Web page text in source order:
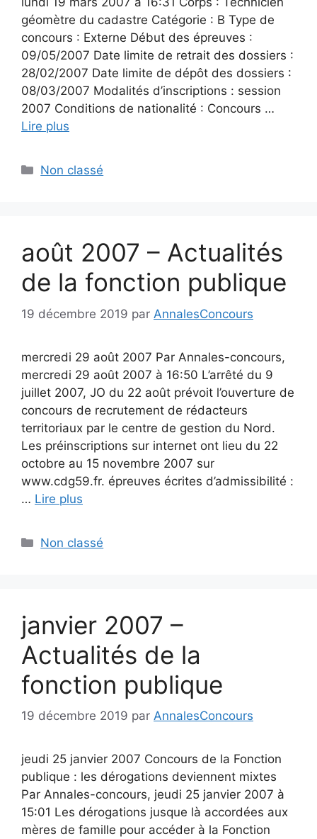
géomètre du cadastre Catégorie : B Type de
concours : Externe Début des épreuves :
09/05/2007 Date limite de retrait des dossiers :
28/02/2007 Date limite de dépôt des dossiers :
08/03/2007 Modalités d’inscriptions : session
2007 Conditions de nationalité : Concours …
Lire plus
Catégories
Non classé
août 2007 – Actualités
de la fonction publique
19 décembre 2019 par AnnalesConcours
mercredi 29 août 2007 Par Annales-concours,
mercredi 29 août 2007 à 16:50 L’arrêté du 9
juillet 2007, JO du 22 août prévoit l’ouverture de
concours de recrutement de rédacteurs
territoriaux par le centre de gestion du Nord.
Les préinscriptions sur internet ont lieu du 22
octobre au 15 novembre 2007 sur
www.cdg59.fr. épreuves écrites d’admissibilité :
… Lire plus
Catégories
Non classé
janvier 2007 –
Actualités de la
fonction publique
19 décembre 2019 par AnnalesConcours
jeudi 25 janvier 2007 Concours de la Fonction
publique : les dérogations deviennent mixtes
Par Annales-concours, jeudi 25 janvier 2007 à
15:01 Les dérogations jusque là accordées aux
mères de famille pour accéder à la Fonction